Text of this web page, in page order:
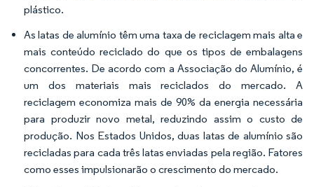
plástico.
As latas de alumínio têm uma taxa de reciclagem mais alta e
mais conteúdo reciclado do que os tipos de embalagens
concorrentes. De acordo com a Associação do Alumínio, é
um dos materiais mais reciclados do mercado. A
reciclagem economiza mais de 90% da energia necessária
para produzir novo metal, reduzindo assim o custo de
produção. Nos Estados Unidos, duas latas de alumínio são
recicladas para cada três latas enviadas pela região. Fatores
como esses impulsionarão o crescimento do mercado.